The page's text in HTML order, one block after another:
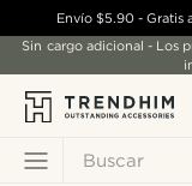
Buscar
Envío $5.90- Gratis
Sin cargo adicional - Los